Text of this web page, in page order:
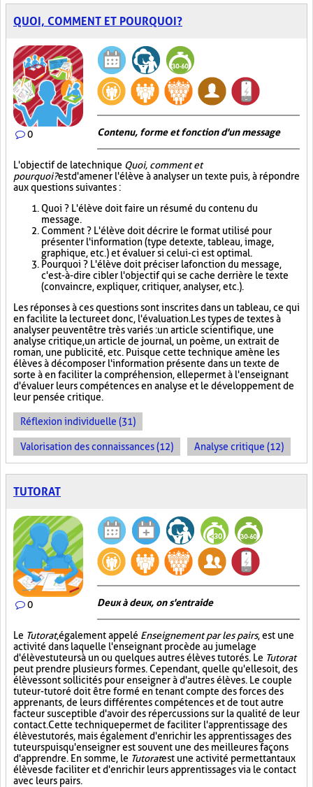
QUOI, COMMENT ET POURQUOI?
0 Contenu, forme et fonction d'un message
L'objectif de la technique Quoi, comment et
pourquoi?est d'amener l'élève à analyser un texte puis, à répondre
aux questions suivantes :
Quoi ? L'élève doit faire un résumé du contenu du
message.
Comment ? L'élève doit décrire le format utilisé pour
présenter l'information (type de texte, tableau, image,
graphique, etc.) et évaluer si celui-ci est optimal.
Pourquoi ? L'élève doit préciser la fonction du message,
c'est-à-dire cibler l'objectif qui se cache derrière le texte
(convaincre, expliquer, critiquer, analyser, etc.).
Les réponses à ces questions sont inscrites dans un tableau, ce qui
en facilite la lecture et donc, l'évaluation. Les types de textes à
analyser peuvent être très variés : un article scientifique, une
analyse critique, un article de journal, un poème, un extrait de
roman, une publicité, etc. Puisque cette technique amène les
élèves à décomposer l'information présente dans un texte de
sorte à en faciliter la compréhension, elle permet à l'enseignant
d'évaluer leurs compétences en analyse et le développement de
leur pensée critique.
Réflexion individuelle (31)
Valorisation des connaissances (12) Analyse critique (12)
TUTORAT
0 Deux à deux, on s'entraide
Le Tutorat, également appelé Enseignement par les pairs, est une
activité dans laquelle l'enseignant procède au jumelage
d'élèves tuteurs à un ou quelques autres élèves tutorés. Le Tutorat
peut prendre plusieurs formes. Cependant, quelle qu'elle soit, des
élèves sont sollicités pour enseigner à d'autres élèves. Le couple
tuteur-tutoré doit être formé en tenant compte des forces des
apprenants, de leurs différentes compétences et de tout autre
facteur susceptible d'avoir des répercussions sur la qualité de leur
contact. Cette technique permet de faciliter l'apprentissage des
élèves tutorés, mais également d'enrichir les apprentissages des
tuteurs puisqu'enseigner est souvent une des meilleures façons
d'apprendre. En somme, le Tutoratest une activité permettant aux
élèves de faciliter et d'enrichir leurs apprentissages via le contact
avec leurs pairs.